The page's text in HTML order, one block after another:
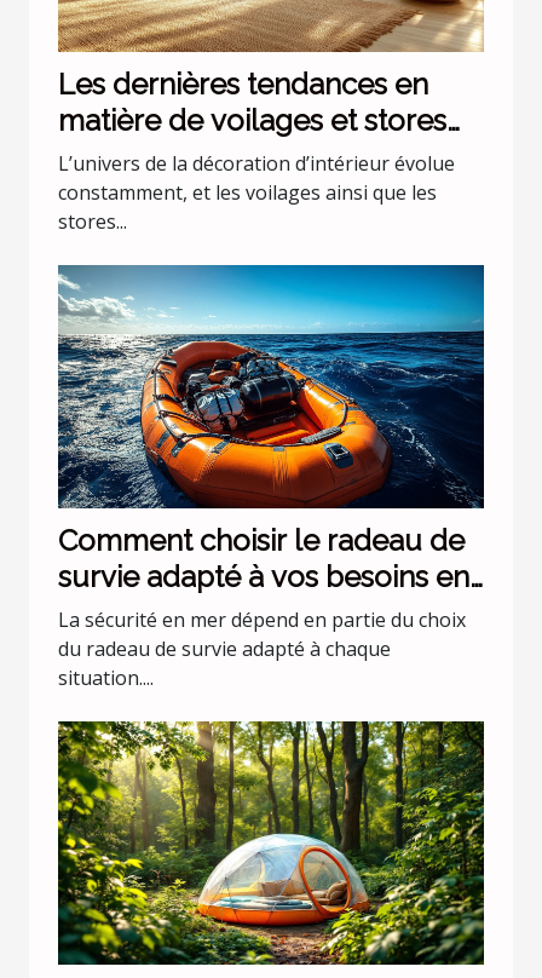
Les dernières tendances en
matière de voilages et stores
pour intérieurs
L’univers de la décoration d’intérieur évolue
constamment, et les voilages ainsi que les
stores...
Comment choisir le radeau de
survie adapté à vos besoins en
mer ?
La sécurité en mer dépend en partie du choix
du radeau de survie adapté à chaque
situation....